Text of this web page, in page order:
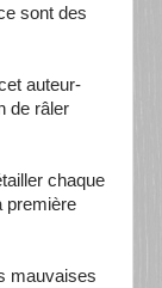
sont des
auteur-
de râler
chaque
première
mauvaises